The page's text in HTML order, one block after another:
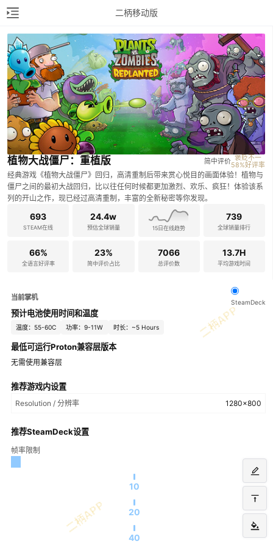
二柄移动版
植物大战僵尸：重植版 简中评价 褒贬不一
58%好评率
经典游戏《植物大战僵尸》回归，高清重制后带来赏心悦目的画面体验！植物与
僵尸之间的最初大战回归，比以往任何时候都更加激烈、欢乐、疯狂！体验该系
列的开山之作，现已经过高清重制，丰富的全新秘密等你发现。
693
STEAM在线
24.4w
预估全球销量 15日在线趋势
739
全球销量排行
66%
全语言好评率
23%
简中评价占比
7066
总评价数
13.7H
平均游戏时间
当前掌机
SteamDeck
预计电池使用时间和温度
温度：55-60C 功率：9-11W 时长：~5 Hours
最低可运行Proton兼容层版本
无需使用兼容层
推荐游戏内设置
Resolution / 分辨率 1280x800
推荐SteamDeck设置
帧率限制
10
20
40